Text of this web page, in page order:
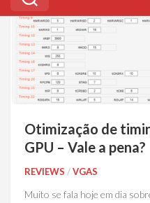
Otimização de
GPU – Vale a pena?
REVIEWS /VGAS
Muito se fala hoje em dia